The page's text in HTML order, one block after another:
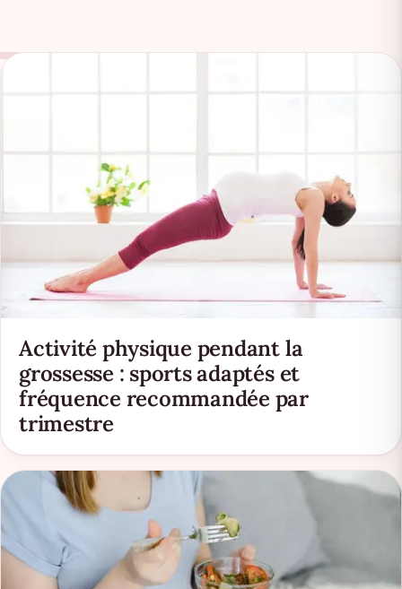
Activité physique pendant la
grossesse : sports adaptés et
fréquence recommandée par
trimestre